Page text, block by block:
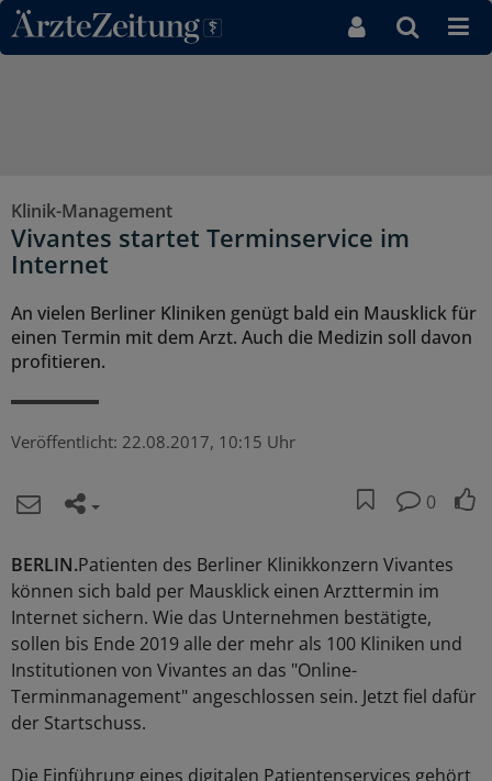
Direkt zum Inhaltsbereich
Klinik-Management
Vivantes startet Terminservice im
Internet
An vielen Berliner Kliniken genügt bald ein Mausklick für
einen Termin mit dem Arzt. Auch die Medizin soll davon
profitieren.
Veröffentlicht: 22.08.2017, 10:15 Uhr
0
BERLIN.Patienten des Berliner Klinikkonzern Vivantes
können sich bald per Mausklick einen Arzttermin im
Internet sichern. Wie das Unternehmen bestätigte,
sollen bis Ende 2019 alle der mehr als 100 Kliniken und
Institutionen von Vivantes an das "Online-
Terminmanagement" angeschlossen sein. Jetzt fiel dafür
der Startschuss.
Die Einführung eines digitalen Patientenservices gehört